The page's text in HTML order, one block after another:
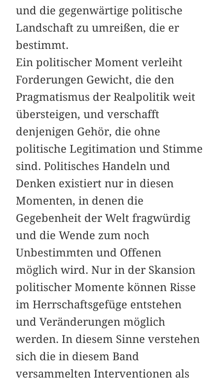
und die gegenwärtige politische
Landschaft zu um­reißen, die er
bestimmt.
Ein politischer Moment verleiht
Forderungen Gewicht, die den
Pragmatismus der Realpolitik weit
übersteigen, und verschafft
denjenigen Gehör, die ohne
politische Legitimation und Stimme
sind. Politisches Handeln und
Denken existiert nur in diesen
Momenten, in denen die
Gegebenheit der Welt fragwürdig
und die Wende zum noch
Unbestimmten und Offenen
möglich wird. Nur in der Skansion
politischer Momente können Risse
im Herrschaftsgefüge entstehen
und Veränderungen möglich
werden. In diesem Sinne verstehen
sich die in diesem Band
versammelten Interventionen als